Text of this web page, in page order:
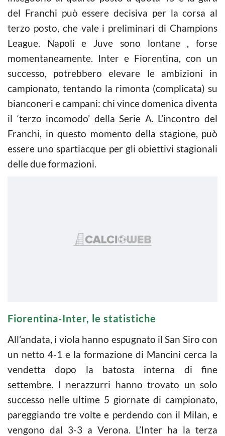
del Franchi può essere decisiva per la corsa al
terzo posto, che vale i preliminari di Champions
League. Napoli e Juve sono lontane , forse
momentaneamente. Inter e Fiorentina, con un
successo, potrebbero elevare le ambizioni in
campionato, tentando la rimonta (complicata) su
bianconeri e campani: chi vince domenica diventa
il ‘terzo incomodo’ della Serie A. L’incontro del
Franchi, in questo momento della stagione, può
essere uno spartiacque per gli obiettivi stagionali
delle due formazioni.
Fiorentina-Inter, le statistiche
All’andata, i viola hanno espugnato il San Siro con
un netto 4-1 e la formazione di Mancini cerca la
vendetta dopo la batosta interna di fine
settembre. I nerazzurri hanno trovato un solo
successo nelle ultime 5 giornate di campionato,
pareggiando tre volte e perdendo con il Milan, e
vengono dal 3-3 a Verona. L’Inter ha la terza